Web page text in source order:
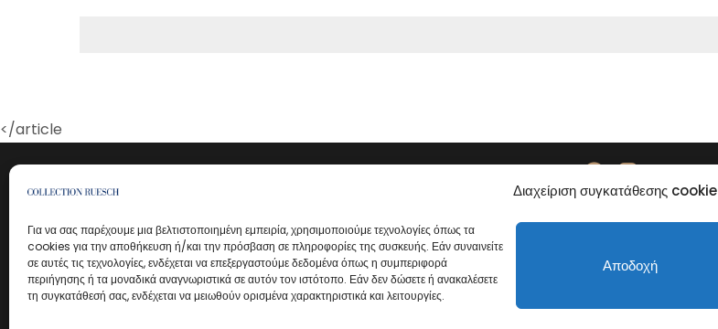
Διαχείριση συγκατάθεσης cookie
Για να σας παρέχουμε μια βελτιστοποιημένη εμπειρία, χρησιμοποιούμε τεχνολογίες όπως τα
cookies για την αποθήκευση ή/και την πρόσβαση σε πληροφορίες της συσκευής. Εάν συναινείτε
σε αυτές τις τεχνολογίες, ενδέχεται να επεξεργαστούμε δεδομένα όπως η συμπεριφορά
περιήγησης ή τα μοναδικά αναγνωριστικά σε αυτόν τον ιστότοπο. Εάν δεν δώσετε ή ανακαλέσετε
τη συγκατάθεσή σας, ενδέχεται να μειωθούν ορισμένα χαρακτηριστικά και λειτουργίες.
Αποδοχή
</article
Πολιτική απορρήτου Εκτύπωση